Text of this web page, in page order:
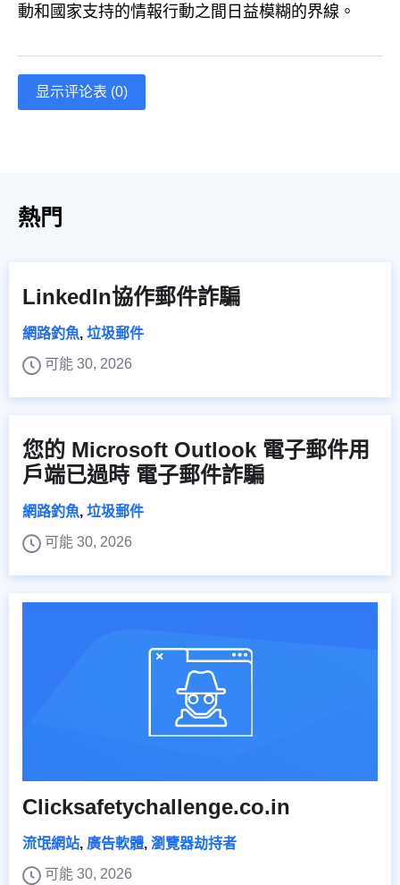
動和國家支持的情報行動之間日益模糊的界線。
显示评论表 (0)
熱門
LinkedIn協作郵件詐騙
網路釣魚, 垃圾郵件
可能 30, 2026
您的 Microsoft Outlook 電子郵件用
戶端已過時 電子郵件詐騙
網路釣魚, 垃圾郵件
可能 30, 2026
Clicksafetychallenge.co.in
流氓網站, 廣告軟體, 瀏覽器劫持者
可能 30, 2026